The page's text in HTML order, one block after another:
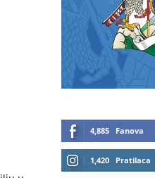
4,885 Fanova
1,420 Pratilaca